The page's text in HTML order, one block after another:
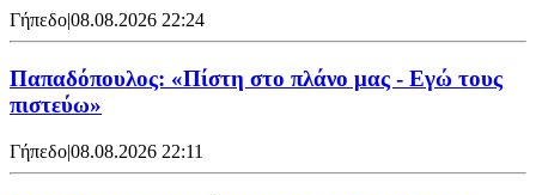
Γήπεδο|08.08.2026 22:24
Παπαδόπουλος: «Πίστη στο πλάνο μας - Εγώ τους
πιστεύω»
Γήπεδο|08.08.2026 22:11